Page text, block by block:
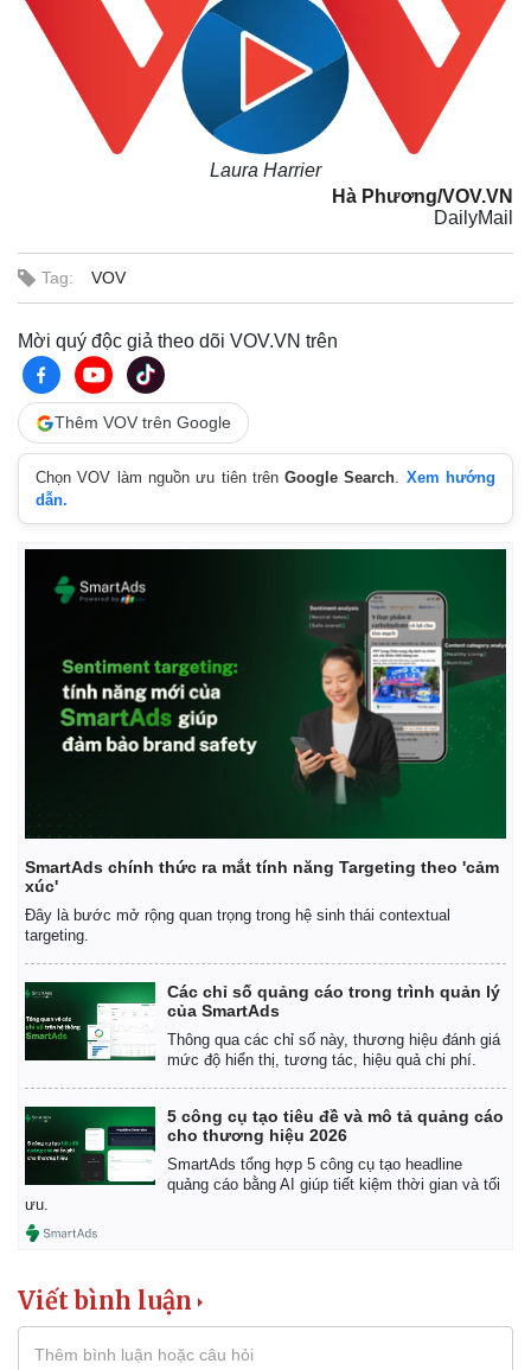
Pháp luật
Vụ án
Tin nóng
Tư vấn luật
Quân sự - Quốc phòng
Vũ khí
Việt Nam
Phân tích
Thể thao
Thế giới thể thao
Hậu trường
Ô tô - Xe máy
Ô tô
Laura Harrier
Hà Phương/VOV.VN
DailyMail
Tag: VOV
Mời quý độc giả theo dõi VOV.VN trên
Thêm VOV trên Google
Chọn VOV làm nguồn ưu tiên trênGoogle Search. Xem hướng
dẫn.
SmartAds chính thức ra mắt tính năng Targeting theo 'cảm
xúc'
Đây là bước mở rộng quan trọng trong hệ sinh thái contextual
targeting.
Các chỉ số quảng cáo trong trình quản lý
của SmartAds
Thông qua các chỉ số này, thương hiệu đánh giá
mức độ hiển thị, tương tác, hiệu quả chi phí.
5 công cụ tạo tiêu đề và mô tả quảng cáo
cho thương hiệu 2026
SmartAds tổng hợp 5 công cụ tạo headline
quảng cáo bằng AI giúp tiết kiệm thời gian và tối
ưu.
Viết bình luận